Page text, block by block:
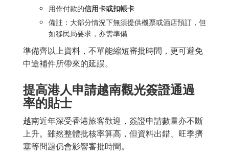
用作付款的信用卡或扣帳卡
備註：大部分情況下無須提供機票或酒店預訂，但
如移民局要求，亦需準備
準備齊以上資料，不單能縮短審批時間，更可避免
中途補件所帶來的延誤。
提高港人申請越南觀光簽證通過
率的貼士
越南近年深受香港旅客歡迎，簽證申請數量亦不斷
上升。雖然整體批核率算高，但資料出錯、旺季擠
塞等問題仍會影響審批時間。